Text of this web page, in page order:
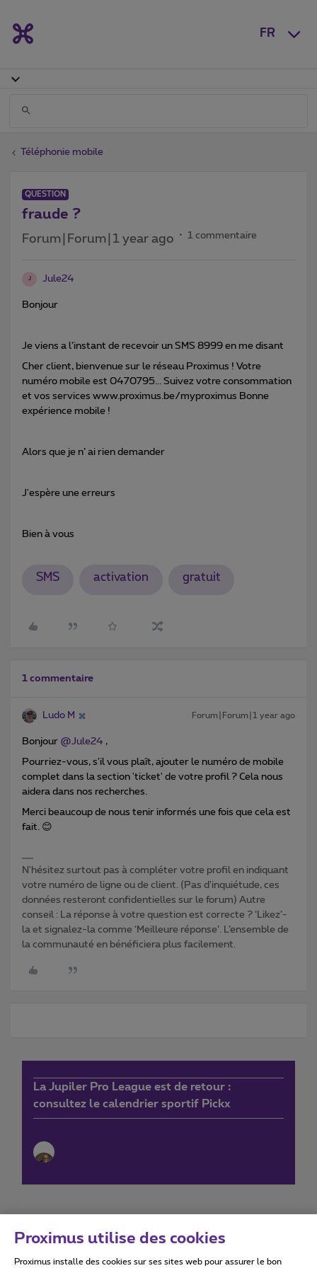
FR
Téléphonie mobile
QUESTION
fraude ?
Forum|Forum|1 year ago 1 commentaire
J Jule24
Bonjour
Je viens a l’instant de recevoir un SMS 8999 en me disant
Cher client, bienvenue sur le réseau Proximus ! Votre
numéro mobile est 0470795... Suivez votre consommation
et vos services www.proximus.be/myproximus Bonne
expérience mobile !
Alors que je n’ ai rien demander
J'espère une erreurs
Bien à vous
SMS activation gratuit
1 commentaire
Ludo M Forum|Forum|1 year ago
Bonjour ​ @Jule24 ,
Pourriez-vous, s'il vous plaît, ajouter le numéro de mobile
complet dans la section 'ticket' de votre profil ? Cela nous
aidera dans nos recherches.
Merci beaucoup de nous tenir informés une fois que cela est
fait. 😊
N'hésitez surtout pas à compléter votre profil en indiquant
votre numéro de ligne ou de client. (Pas d'inquiétude, ces
données resteront confidentielles sur le forum) Autre
conseil : La réponse à votre question est correcte ? ‘Likez’-
la et signalez-la comme ‘Meilleure réponse’. L’ensemble de
la communauté en bénéficiera plus facilement.
La Jupiler Pro League est de retour :
consultez le calendrier sportif Pickx
Proximus utilise des cookies
Proximus installe des cookies sur ses sites web pour assurer le bon